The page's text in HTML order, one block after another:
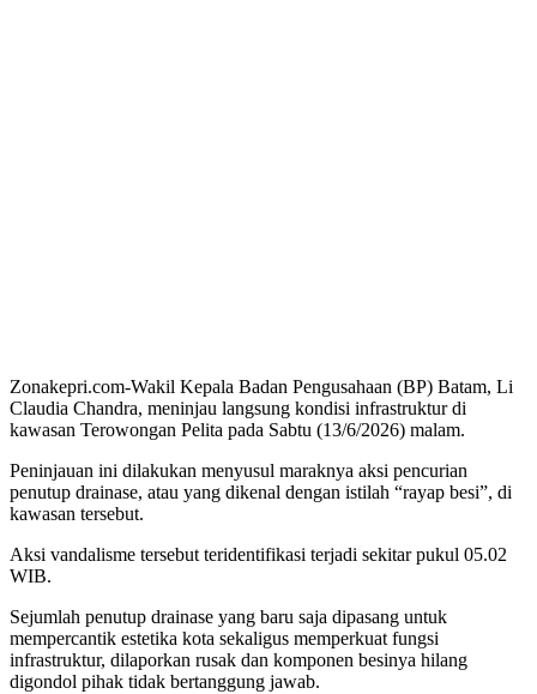
Zonakepri.com-Wakil Kepala Badan Pengusahaan (BP) Batam, Li
Claudia Chandra, meninjau langsung kondisi infrastruktur di
kawasan Terowongan Pelita pada Sabtu (13/6/2026) malam.
Peninjauan ini dilakukan menyusul maraknya aksi pencurian
penutup drainase, atau yang dikenal dengan istilah “rayap besi”, di
kawasan tersebut.
Aksi vandalisme tersebut teridentifikasi terjadi sekitar pukul 05.02
WIB.
Sejumlah penutup drainase yang baru saja dipasang untuk
mempercantik estetika kota sekaligus memperkuat fungsi
infrastruktur, dilaporkan rusak dan komponen besinya hilang
digondol pihak tidak bertanggung jawab.